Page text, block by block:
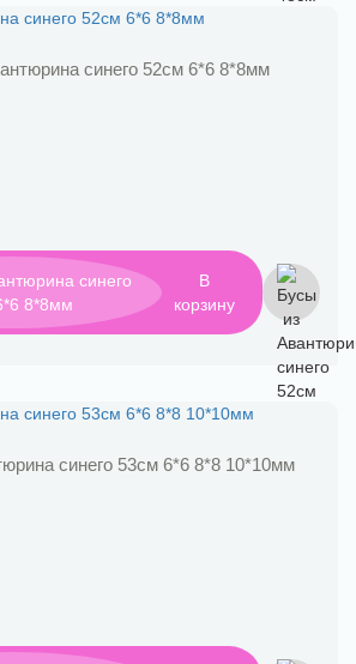
синего 52см 6*6 8*8мм
В
корзину
синего 53см 6*6 8*8 10*10мм